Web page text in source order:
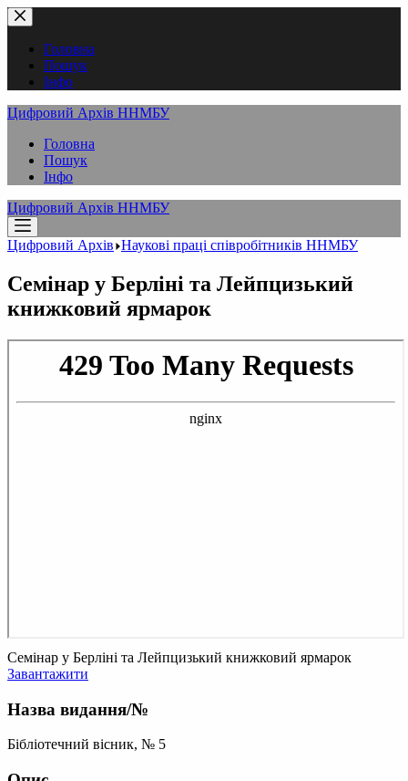
Перейти
до
вмістуГоловна
Пошук
Інфо
Цифровий Архів ННМБУ
Головна
Пошук
Інфо
Цифровий Архів ННМБУ
Цифровий Архів Наукові праці співробітників ННМБУ
Семінар у Берліні та Лейпцизький
книжковий ярмарок
Семінар у Берліні та Лейпцизький книжковий ярмарок
Завантажити
Назва видання/№
Бібліотечний вісник, № 5